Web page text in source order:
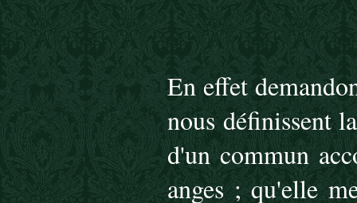
En effet
nous définissent
d'un commun
anges ; qu'elle